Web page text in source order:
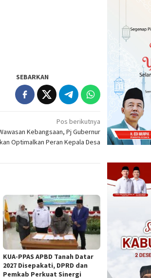
SEBARKAN
Pos berikutnya
Kebangsaan, Pj Gubernur
Optimalkan Peran Kepala Desa
KUA-PPAS APBD Tanah Datar
2027 Disepakati, DPRD dan
Pemkab Perkuat Sinergi